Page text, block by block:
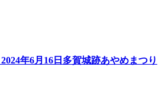
年6月16日多賀城跡あやめまつり